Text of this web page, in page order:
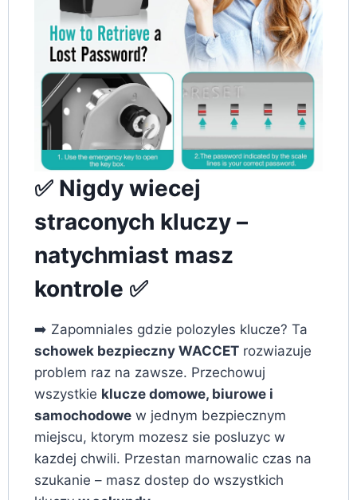
✅ Nigdy wiecej
straconych kluczy –
natychmiast masz
kontrole ✅
➡️ Zapomniales gdzie polozyles klucze? Ta
schowek bezpieczny WACCET rozwiazuje
problem raz na zawsze. Przechowuj
wszystkie klucze domowe, biurowe i
samochodowe w jednym bezpiecznym
miejscu, ktorym mozesz sie posluzyc w
kazdej chwili. Przestan marnowalic czas na
szukanie – masz dostep do wszystkich